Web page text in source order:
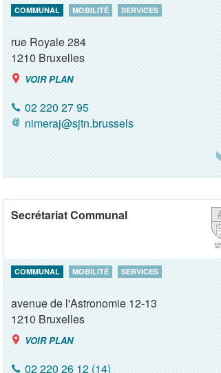
COMMUNAL MOBILITÉ SERVICES
rue Royale 284
1210Bruxelles
VOIR PLAN
02 220 27 95
nimeraj@sjtn.brussels
Secrétariat Communal
COMMUNAL MOBILITÉ SERVICES
avenue de l'Astronomie 12-13
1210Bruxelles
VOIR PLAN
02 220 26 12 (14)